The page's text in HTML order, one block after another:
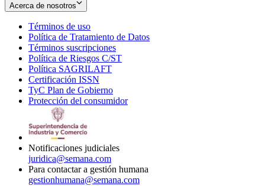
Acerca de nosotros
Términos de uso
in
new
window
Política de Tratamiento de Datos
Términos suscripciones
in
Política de Riesgos C/ST
Política SAGRILAFT
new
window
Certificación ISSN
in
new
TyC Plan de Gobierno
in
Protección del consumidorOpens
Notificaciones judiciales
juridica@semana.com
Para contactar a gestión humana
gestionhumana@semana.com